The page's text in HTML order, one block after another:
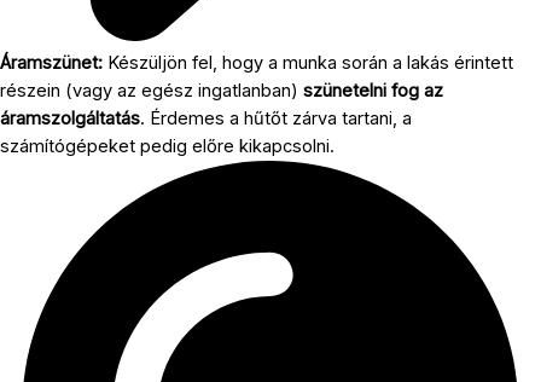
Áramszünet: Készüljön fel, hogy a munka során a lakás érintett
részein (vagy az egész ingatlanban) szünetelni fog az
áramszolgáltatás. Érdemes a hűtőt zárva tartani, a
számítógépeket pedig előre kikapcsolni.